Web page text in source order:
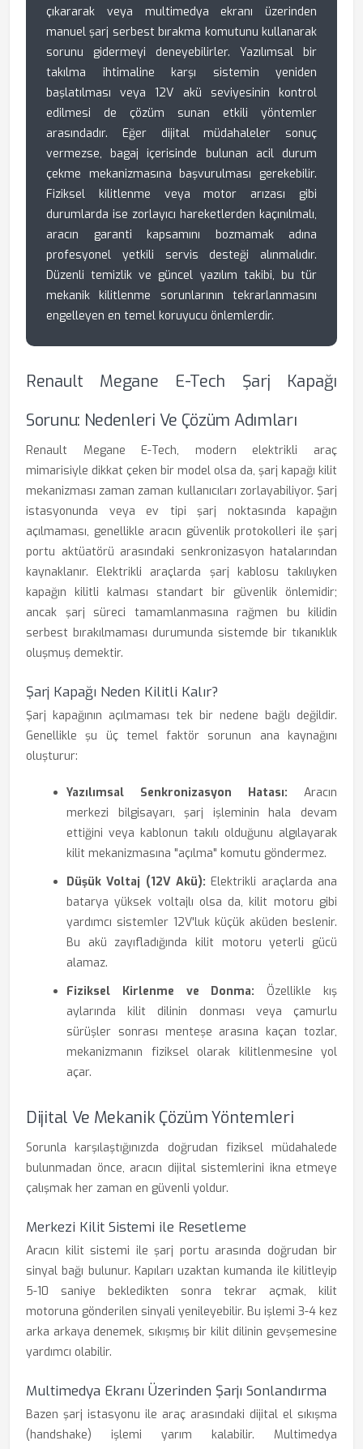
çıkararak veya multimedya ekranı üzerinden
manuel şarj serbest bırakma komutunu kullanarak
sorunu gidermeyi deneyebilirler. Yazılımsal bir
takılma ihtimaline karşı sistemin yeniden
başlatılması veya 12V akü seviyesinin kontrol
edilmesi de çözüm sunan etkili yöntemler
arasındadır. Eğer dijital müdahaleler sonuç
vermezse, bagaj içerisinde bulunan acil durum
çekme mekanizmasına başvurulması gerekebilir.
Fiziksel kilitlenme veya motor arızası gibi
durumlarda ise zorlayıcı hareketlerden kaçınılmalı,
aracın garanti kapsamını bozmamak adına
profesyonel yetkili servis desteği alınmalıdır.
Düzenli temizlik ve güncel yazılım takibi, bu tür
mekanik kilitlenme sorunlarının tekrarlanmasını
engelleyen en temel koruyucu önlemlerdir.
Renault Megane E-Tech Şarj Kapağı
Sorunu: Nedenleri Ve Çözüm Adımları
Renault Megane E-Tech, modern elektrikli araç
mimarisiyle dikkat çeken bir model olsa da, şarj kapağı kilit
mekanizması zaman zaman kullanıcıları zorlayabiliyor. Şarj
istasyonunda veya ev tipi şarj noktasında kapağın
açılmaması, genellikle aracın güvenlik protokolleri ile şarj
portu aktüatörü arasındaki senkronizasyon hatalarından
kaynaklanır. Elektrikli araçlarda şarj kablosu takılıyken
kapağın kilitli kalması standart bir güvenlik önlemidir;
ancak şarj süreci tamamlanmasına rağmen bu kilidin
serbest bırakılmaması durumunda sistemde bir tıkanıklık
oluşmuş demektir.
Şarj Kapağı Neden Kilitli Kalır?
Şarj kapağının açılmaması tek bir nedene bağlı değildir.
Genellikle şu üç temel faktör sorunun ana kaynağını
oluşturur:
Yazılımsal Senkronizasyon Hatası: Aracın
merkezi bilgisayarı, şarj işleminin hala devam
ettiğini veya kablonun takılı olduğunu algılayarak
kilit mekanizmasına "açılma" komutu göndermez.
Düşük Voltaj (12V Akü): Elektrikli araçlarda ana
batarya yüksek voltajlı olsa da, kilit motoru gibi
yardımcı sistemler 12V'luk küçük aküden beslenir.
Bu akü zayıfladığında kilit motoru yeterli gücü
alamaz.
Fiziksel Kirlenme ve Donma: Özellikle kış
aylarında kilit dilinin donması veya çamurlu
sürüşler sonrası menteşe arasına kaçan tozlar,
mekanizmanın fiziksel olarak kilitlenmesine yol
açar.
Dijital Ve Mekanik Çözüm Yöntemleri
Sorunla karşılaştığınızda doğrudan fiziksel müdahalede
bulunmadan önce, aracın dijital sistemlerini ikna etmeye
çalışmak her zaman en güvenli yoldur.
Merkezi Kilit Sistemi ile Resetleme
Aracın kilit sistemi ile şarj portu arasında doğrudan bir
sinyal bağı bulunur. Kapıları uzaktan kumanda ile kilitleyip
5-10 saniye bekledikten sonra tekrar açmak, kilit
motoruna gönderilen sinyali yenileyebilir. Bu işlemi 3-4 kez
arka arkaya denemek, sıkışmış bir kilit dilinin gevşemesine
yardımcı olabilir.
Multimedya Ekranı Üzerinden Şarjı Sonlandırma
Bazen şarj istasyonu ile araç arasındaki dijital el sıkışma
(handshake) işlemi yarım kalabilir. Multimedya